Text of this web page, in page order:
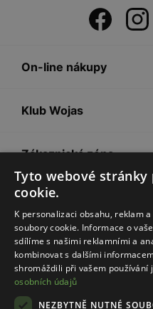
On-line nákupy
Klub Wojas
Zákaznická zóna
Společnost Wojas
Rady
Tyto webové
cookie.
K personalizaci obsahu, reklam
soubory cookie. Informace o
sdílíme s našimi reklamními a
kombinovat s dalšími
shromáždili při vašem používání
osobních údajů
NEZBYTNĚ NUTNÉ